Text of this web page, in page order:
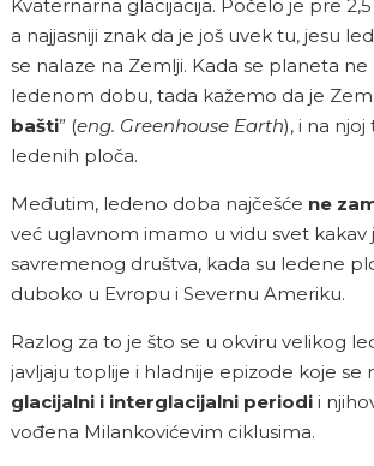
Kvaternarna glacijacija. Počelo je pre
a najjasniji znak da je još uvek tu, jesu
se nalaze na Zemlji. Kada se planeta
ledenom dobu, tada kažemo da je
bašti” (eng. Greenhouse Earth), i na
ledenih ploča.
Međutim, ledeno doba najčešće ne
već uglavnom imamo u vidu svet kakav
savremenog društva, kada su ledene
duboko u Evropu i Severnu Ameriku.
Razlog za to je što se u okviru velikog
javljaju toplije i hladnije epizode koje se
glacijalni i interglacijalni periodi i
vođena Milankovićevim ciklusima.